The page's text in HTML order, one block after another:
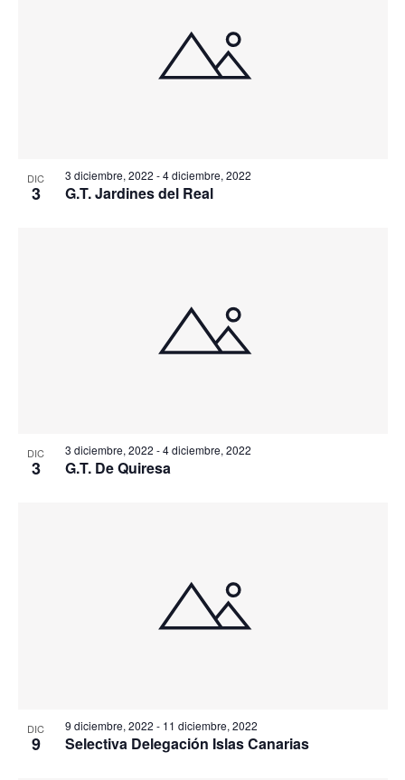
DIC
3
3 diciembre, 2022 -4 diciembre, 2022
G.T. Jardines del Real
DIC
3
3 diciembre, 2022 -4 diciembre, 2022
G.T. De Quiresa
DIC
9
9 diciembre, 2022 - 11 diciembre, 2022
Selectiva Delegación Islas Canarias